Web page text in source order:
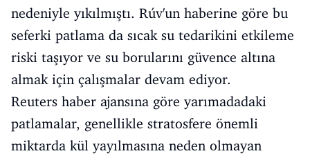
nedeniyle yıkılmıştı. Rúv'un haberine göre bu
seferki patlama da sıcak su tedarikini etkileme
riski taşıyor ve su borularını güvence altına
almak için çalışmalar devam ediyor.
Reuters haber ajansına göre yarımadadaki
patlamalar, genellikle stratosfere önemli
miktarda kül yayılmasına neden olmayan